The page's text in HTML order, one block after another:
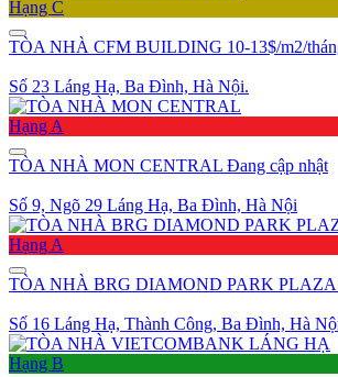
Hạng C
TÒA NHÀ CFM BUILDING 10-13$/m2/
Số 23 Láng Hạ, Ba Đình, Hà Nội.
Hạng A
TÒA NHÀ MON CENTRAL Đang cập nhật
Số 9, Ngõ 29 Láng Hạ, Ba Đình, Hà Nội
Hạng A
TÒA NHÀ BRG DIAMOND PARK PLAZA
Số 16 Láng Hạ, Thành Công, Ba Đình, Hà
Hạng B